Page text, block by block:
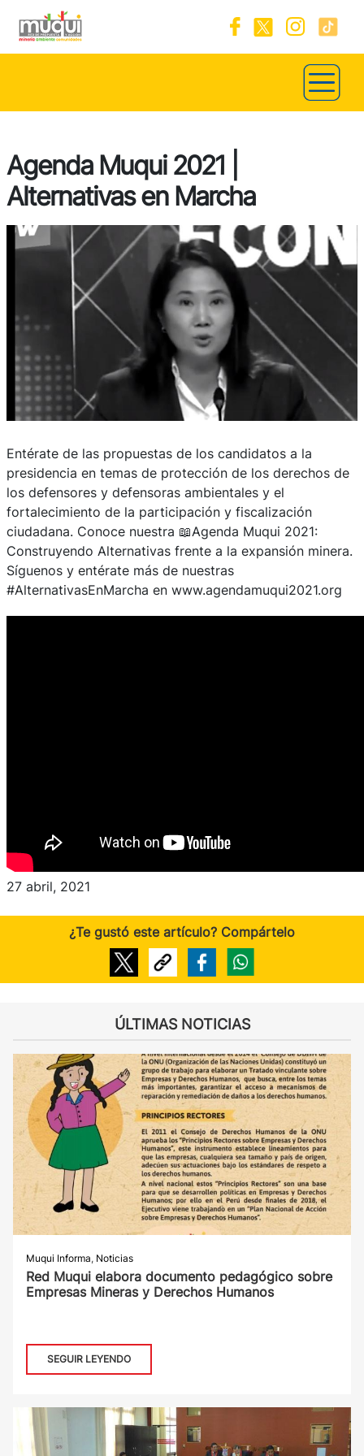
Agenda Muqui 2021 |
Alternativas en Marcha
Entérate de las propuestas de los candidatos a la
presidencia en temas de protección de los derechos de
los defensores y defensoras ambientales y el
fortalecimiento de la participación y fiscalización
ciudadana. Conoce nuestra 📖Agenda Muqui 2021:
Construyendo Alternativas frente a la expansión minera.
Síguenos y entérate más de nuestras
#AlternativasEnMarcha en www.agendamuqui2021.org
27 abril, 2021
¿Te gustó este artículo? Compártelo
ÚLTIMAS NOTICIAS
Muqui Informa, Noticias
Red Muqui elabora documento pedagógico sobre
Empresas Mineras y Derechos Humanos
SEGUIR LEYENDO